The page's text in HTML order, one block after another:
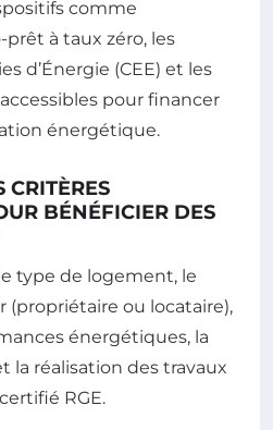
comme
prêt à taux zéro, les
d’Énergie (CEE) et les
pour financer
énergétique.
CRITÈRES
BÉNÉFICIER DES
type de logement, le
ou locataire),
énergétiques, la
la réalisation des travaux
RGE.